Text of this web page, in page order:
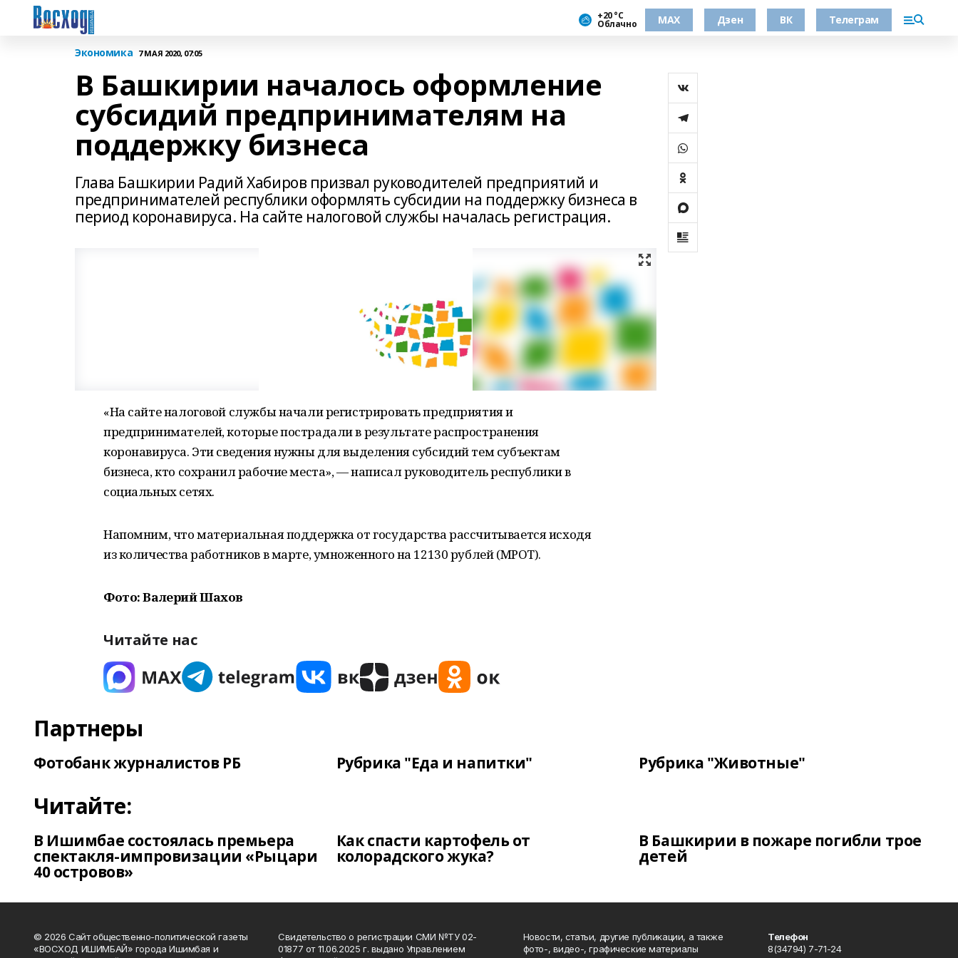
+20 °С
Облачно МАХ Дзен ВК Телеграм
Экономика 7 МАЯ 2020, 07:05
В Башкирии началось оформление
субсидий предпринимателям на
поддержку бизнеса
Глава Башкирии Радий Хабиров призвал руководителей предприятий и
предпринимателей республики оформлять субсидии на поддержку бизнеса в
период коронавируса. На сайте налоговой службы началась регистрация.
«На сайте налоговой службы начали регистрировать предприятия и
предпринимателей, которые пострадали в результате распространения
коронавируса. Эти сведения нужны для выделения субсидий тем субъектам
бизнеса, кто сохранил рабочие места», — написал руководитель республики в
социальных сетях.
Напомним, что материальная поддержка от государства рассчитывается исходя
из количества работников в марте, умноженного на 12130 рублей (МРОТ).
Фото: Валерий Шахов
Читайте нас
Партнеры
Фотобанк журналистов РБ Рубрика "Еда и напитки" Рубрика "Животные"
Читайте:
В Ишимбае состоялась премьера
спектакля-импровизации «Рыцари
40 островов»
Как спасти картофель от
колорадского жука?
В Башкирии в пожаре погибли трое
детей
© 2026 Сайт общественно-политической газеты
«ВОСХОД ИШИМБАЙ» города Ишимбая и
Свидетельство о регистрации СМИ №ТУ 02-
01877 от 11.06.2025 г. выдано Управлением
Новости, статьи, другие публикации, а также
фото-, видео-, графические материалы
Телефон
8(34794) 7-71-24